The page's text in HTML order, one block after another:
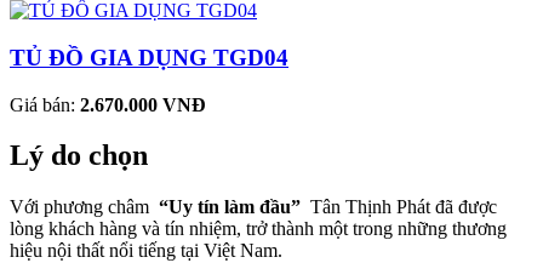
TỦ ĐỒ GIA DỤNG TGD04
Giá bán: 2.670.000 VNĐ
Lý do chọn
Với phương châm “Uy tín làm đầu” Tân Thịnh Phát đã được
lòng khách hàng và tín nhiệm, trở thành một trong những thương
hiệu nội thất nổi tiếng tại Việt Nam.